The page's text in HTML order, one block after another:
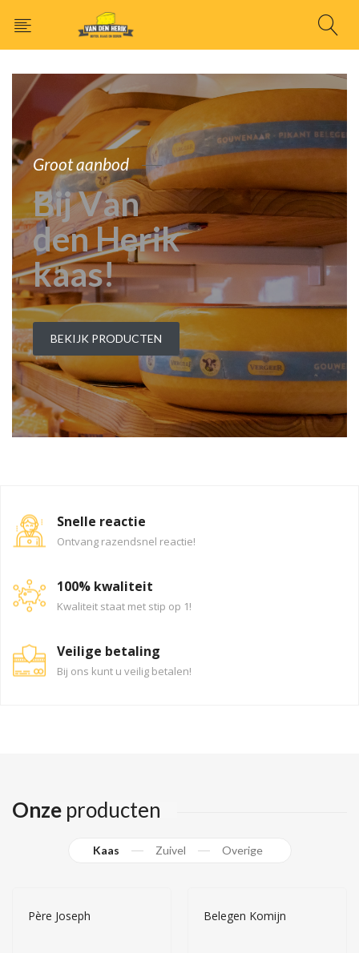
Grootaanbod
BijVan
denHerik
kaas!
Snelle reactie
Ontvang razendsnel reactie!
100% kwaliteit
Kwaliteit staat met stip op 1!
Veilige betaling
Bij ons kunt u veilig betalen!
Onze producten
Kaas Zuivel Overige
Père Joseph Belegen Komijn